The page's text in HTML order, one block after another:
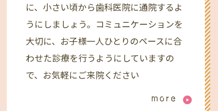
に、小さい頃から歯科医院に通院するよ
うにしましょう。コミュニケーションを
大切に、お子様一人ひとりのペースに合
わせた診療を行うようにしていますの
で、お気軽にご来院ください
more